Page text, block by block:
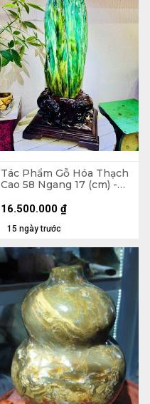
Tác Phẩm Gỗ Hóa Thạch
Cao 58 Ngang 17 (cm) -
15 ngày trước
16.500.000 ₫